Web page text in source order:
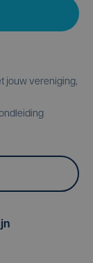
jouw vereniging,